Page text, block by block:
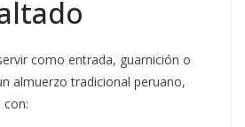
como entrada, guarnición o
almuerzo tradicional peruano,
con: